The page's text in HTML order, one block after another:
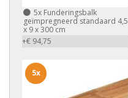
5x Funderingsbalk
geïmpregneerd standaard 4,5
x 9 x 300 cm
+€ 94,75
5x